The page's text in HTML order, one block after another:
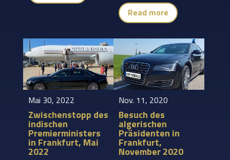
Read more
Mai 30, 2022
Zwischenstopp des
indischen
Premierministers
in Frankfurt, Mai
2022
Nov. 11, 2020
Besuch des
algerischen
Präsidenten in
Frankfurt,
November 2020